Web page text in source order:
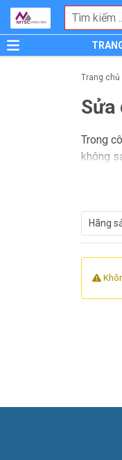
Trang chủ
Sửa
Trong
không
thân
hiện
Hãng